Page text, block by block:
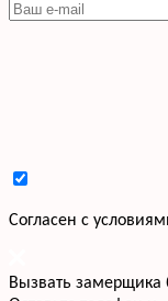
Cогласен с
Вызвать замерщика